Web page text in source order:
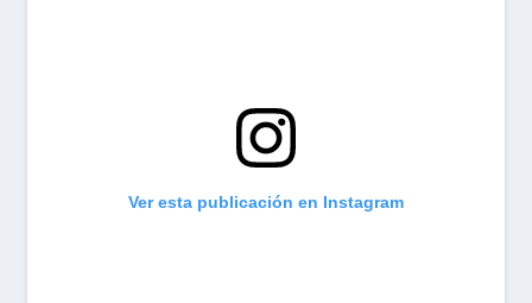
Ver esta publicación en Instagram